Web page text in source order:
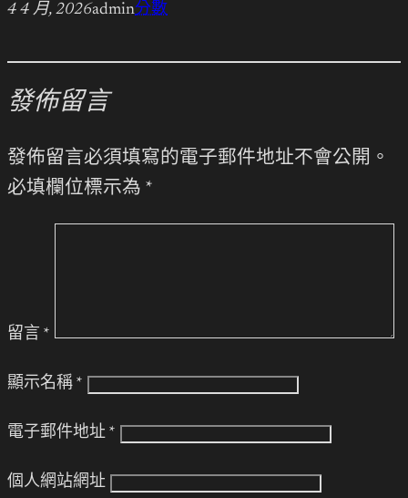
4 4 月, 2026admin分數
發佈留言
發佈留言必須填寫的電子郵件地址不會公開。
必填欄位標示為 *
留言 *
顯示名稱 *
電子郵件地址 *
個人網站網址